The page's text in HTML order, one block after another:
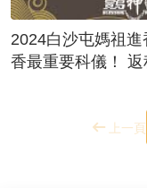
2024白沙屯媽祖
香最重要科儀！
上一頁